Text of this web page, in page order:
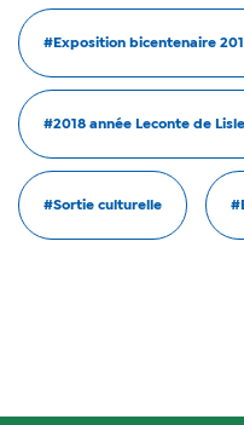
#Exposition bicentenaire
#2018 année Leconte de
#Sortie culturelle